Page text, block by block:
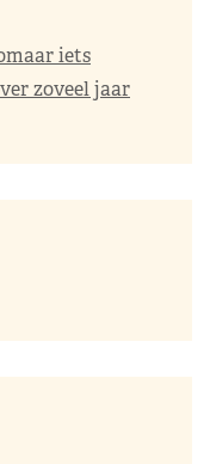
iets
zoveel jaar